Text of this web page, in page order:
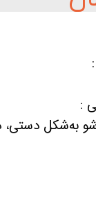
:
به‌شکل دستی،